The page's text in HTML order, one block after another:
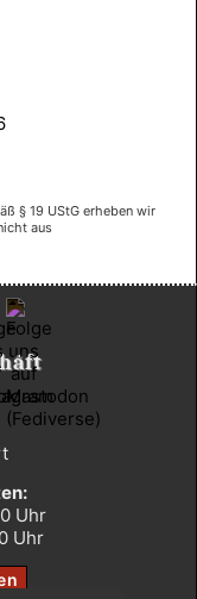
§ 19 UStG erheben wir
aus
Uhr
Uhr